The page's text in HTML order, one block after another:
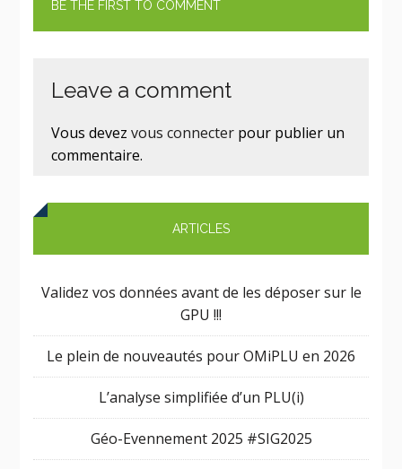
BE THE FIRST TO COMMENT
Leave a comment
Vous devez vous connecterpour publier un
commentaire.
ARTICLES
Validez vos données avant de les déposer sur le
GPU !!!
Le plein de nouveautés pour OMiPLU en 2026
L’analyse simplifiée d’un PLU(i)
Géo-Evennement 2025 #SIG2025